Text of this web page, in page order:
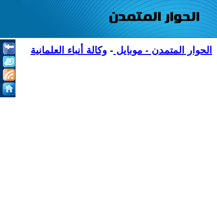
الحوار المتمدن - موبايل - وكالة أنباء العلمانية